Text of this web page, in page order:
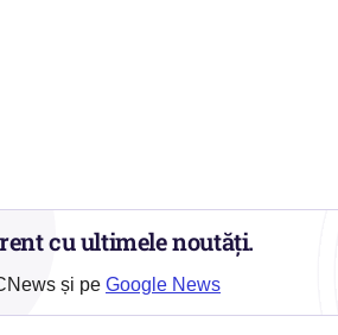
cu ultimele noutăți.
și pe Google News